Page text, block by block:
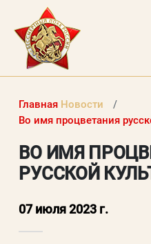
РАБОТЫ
ВХОД В ЛИЧНЫЙ
Главная Новости
Во имя процветания
ВО ИМЯ
РУССКОЙ
07 июля 2023 г.